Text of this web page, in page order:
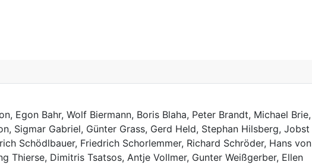
Egon Bahr, Wolf Biermann, Boris Blaha, Peter Brandt, Michael Brie,
Sigmar Gabriel, Günter Grass, Gerd Held, Stephan Hilsberg, Jobst
Schödlbauer, Friedrich Schorlemmer, Richard Schröder, Hans von
Thierse, Dimitris Tsatsos, Antje Vollmer, Gunter Weißgerber, Ellen